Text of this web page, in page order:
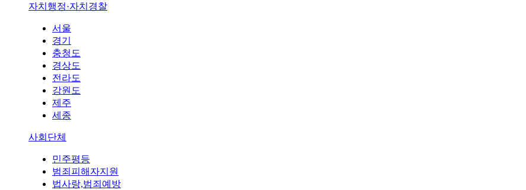
자치행정·자치경찰
서울
경기
충청도
경상도
전라도
강원도
제주
세종
사회단체
민주평등
범죄피해자지원
법사랑,범죄예방